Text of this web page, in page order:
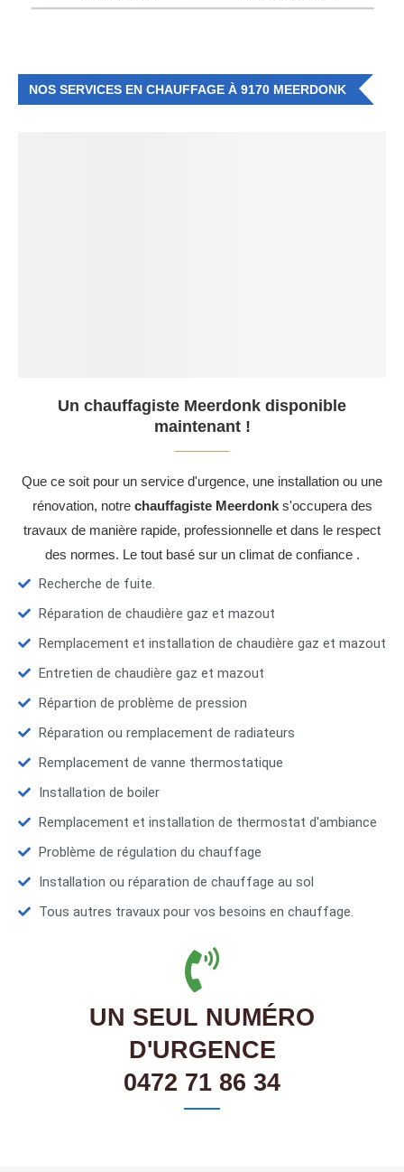
NOS SERVICES EN CHAUFFAGE À 9170 MEERDONK
Un chauffagiste Meerdonk disponible
maintenant !
Que ce soit pour un service d'urgence, une installation ou une
rénovation, notre chauffagiste Meerdonks'occupera des
travaux de manière rapide, professionnelle et dans le respect
des normes. Le tout basé sur un climat de confiance .
Recherche de fuite.
Réparation de chaudière gaz et mazout
Remplacement et installation de chaudière gaz et mazout
Entretien de chaudière gaz et mazout
Répartion de problème de pression
Réparation ou remplacement de radiateurs
Remplacement de vanne thermostatique
Installation de boiler
Remplacement et installation de thermostat d'ambiance
Problème de régulation du chauffage
Installation ou réparation de chauffage au sol
Tous autres travaux pour vos besoins en chauffage.
UN SEUL NUMÉRO
D'URGENCE
0472 71 86 34